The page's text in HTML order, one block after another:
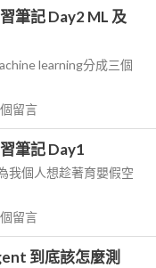
筆記 Day2 ML 及
learning分成三個
個留言
筆記 Day1
我個人想趁著育嬰假空
個留言
到底該怎麼測